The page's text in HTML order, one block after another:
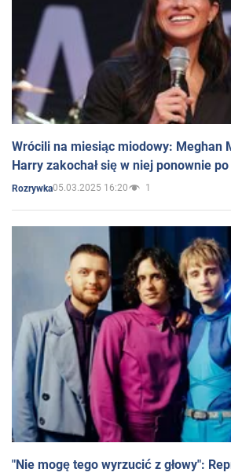
Wrócili na miesiąc miodowy: Meghan
Harry zakochał się w niej ponownie
Rozrywka05.03.2025 16:20 1
"Nie mogę tego wyrzucić z głowy":